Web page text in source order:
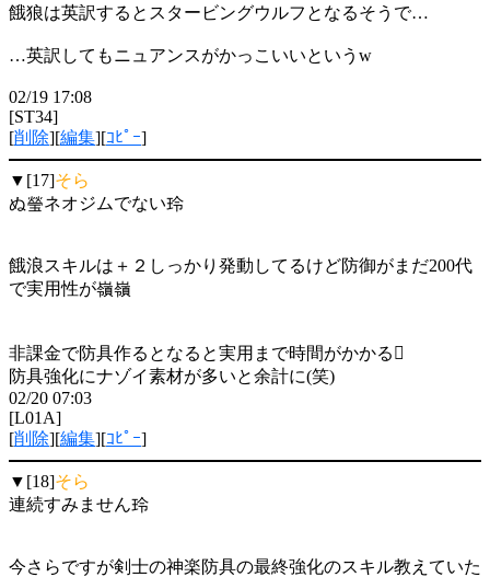
餓狼は英訳するとスタービングウルフとなるそうで…
…英訳してもニュアンスがかっこいいというw
02/19 17:08
[ST34]
[削除][編集][ｺﾋﾟｰ]
▼[17]そら
ぬ瑩ネオジムでない玲
餓浪スキルは＋２しっかり発動してるけど防御がまだ200代
で実用性が嶺嶺
非課金で防具作るとなると実用まで時間がかかる
防具強化にナゾイ素材が多いと余計に(笑)
02/20 07:03
[L01A]
[削除][編集][ｺﾋﾟｰ]
▼[18]そら
連続すみません玲
今さらですが剣士の神楽防具の最終強化のスキル教えていた